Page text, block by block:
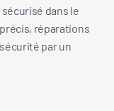
dans le
réparations
par un